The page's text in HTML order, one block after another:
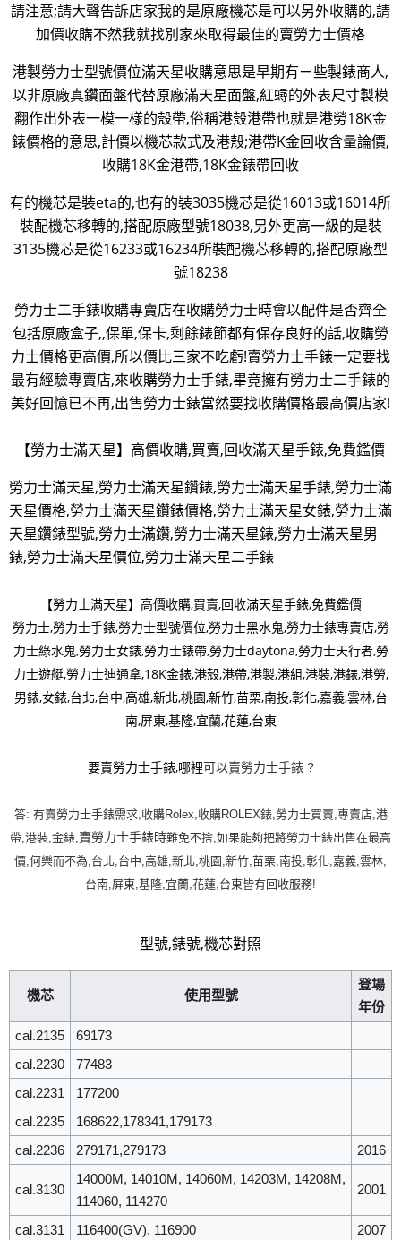
請注意;請大聲告訴店家我的是原廠機芯是可以另外收購的,請
加價收購不然我就找別家來取得最佳的賣勞力士價格
港製勞力士型號價位滿天星收購意思是早期有ㄧ些製錶商人,
以非原廠真鑽面盤代替原廠滿天星面盤,紅蟳的外表尺寸製模
翻作出外表一模一樣的殼帶,俗稱港殼港帶也就是港勞18K金
錶價格的意思,計價以機芯款式及港殼;港帶K金回收含量論價,
收購18K金港帶,18K金錶帶回收
有的機芯是裝eta的,也有的裝3035機芯是從16013或16014所
裝配機芯移轉的,搭配原廠型號18038,另外更高一級的是裝
3135機芯是從16233或16234所裝配機芯移轉的,搭配原廠型
號18238
勞力士二手錶收購專賣店在收購勞力士時會以配件是否齊全
包括原廠盒子,,保單,保卡,剩餘錶節都有保存良好的話,收購勞
力士價格更高價,所以價比三家不吃虧!賣勞力士手錶一定要找
最有經驗專賣店,來收購勞力士手錶,畢竟擁有勞力士二手錶的
美好回憶已不再,出售勞力士錶當然要找收購價格最高價店家!
【勞力士滿天星】高價收購,買賣,回收滿天星手錶,免費鑑價
勞力士滿天星,勞力士滿天星鑽錶,勞力士滿天星手錶,勞力士滿
天星價格,勞力士滿天星鑽錶價格,勞力士滿天星女錶,勞力士滿
天星鑽錶型號,勞力士滿鑽,勞力士滿天星錶,勞力士滿天星男
錶,勞力士滿天星價位,勞力士滿天星二手錶
【勞力士滿天星】高價收購,買賣,回收滿天星手錶,免費鑑價
勞力士,勞力士手錶,勞力士型號價位,勞力士黑水鬼,勞力士錶專賣店,勞
力士綠水鬼,勞力士女錶,勞力士錶帶,勞力士daytona,勞力士天行者,勞
力士遊艇,勞力士迪通拿,18K金錶,港殼,港帶,港製,港組,港裝,港錶,港勞,
男錶,女錶,台北,台中,高雄,新北,桃園,新竹,苗栗,南投,彰化,嘉義,雲林,台
南,屏東,基隆,宜蘭,花蓮,台東
要賣勞力士手錶,哪裡可以賣勞力士手錶 ?
答: 有賣勞力士手錶需求,收購Rolex,收購ROLEX錶,勞力士買賣,專賣店,港
帶,港裝,金錶,賣勞力士手錶時難免不捨,如果能夠把將勞力士錶出售在最高
價,何樂而不為,台北,台中,高雄,新北,桃園,新竹,苗栗,南投,彰化,嘉義,雲林,
台南,屏東,基隆,宜蘭,花蓮,台東皆有回收服務!
型號,錶號,機芯對照
機芯 使用型號
登場
年份
cal.2135
69173
cal.2230
77483
cal.2231
177200
cal.2235
168622,178341,179173
cal.2236
279171,279173 2016
cal.3130
14000M, 14010M, 14060M, 14203M, 14208M,
114060, 114270
2001
cal.3131 116400(GV), 116900 2007